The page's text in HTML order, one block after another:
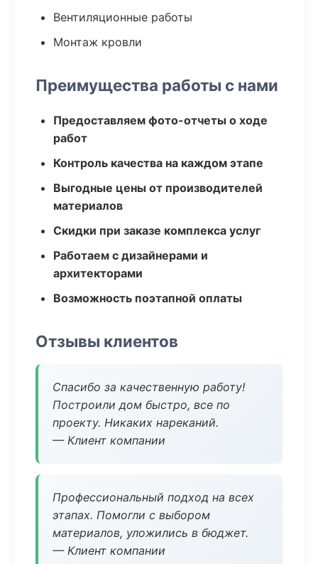
Вентиляционные работы
Монтаж кровли
Преимущества работы с нами
Предоставляем фото-отчеты о ходе
работ
Контроль качества на каждом этапе
Выгодные цены от производителей
материалов
Скидки при заказе комплекса услуг
Работаем с дизайнерами и
архитекторами
Возможность поэтапной оплаты
Отзывы клиентов
Спасибо за качественную работу!
Построили дом быстро, все по
проекту. Никаких нареканий.
— Клиент компании
Профессиональный подход на всех
этапах. Помогли с выбором
материалов, уложились в бюджет.
— Клиент компании